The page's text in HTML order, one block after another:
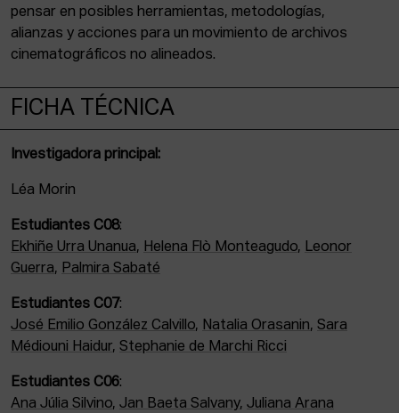
pensar en posibles herramientas, metodologías,
alianzas y acciones para un movimiento de archivos
cinematográficos no alineados.
FICHA TÉCNICA
Investigadora principal:
Léa Morin
Estudiantes C08:
Ekhiñe Urra Unanua, Helena Flò Monteagudo, Leonor
Guerra, Palmira Sabaté
Estudiantes C07:
José Emilio González Calvillo, Natalia Orasanin, Sara
Médiouni Haidur, Stephanie de Marchi Ricci
Estudiantes C06:
Ana Júlia Silvino, Jan Baeta Salvany, Juliana Arana